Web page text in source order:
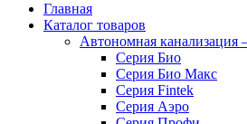
Главная
Каталог товаров
Автономная канализация
Серия Био
Серия Био Макс
Серия Fintek
Серия Аэро